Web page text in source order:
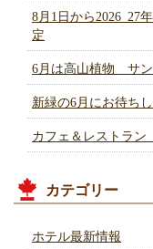
8月1日から
定
6月は高山植物 サン
新緑の6月にお待ち
カフェ＆レストラ
カテゴリー
ホテル最新情報